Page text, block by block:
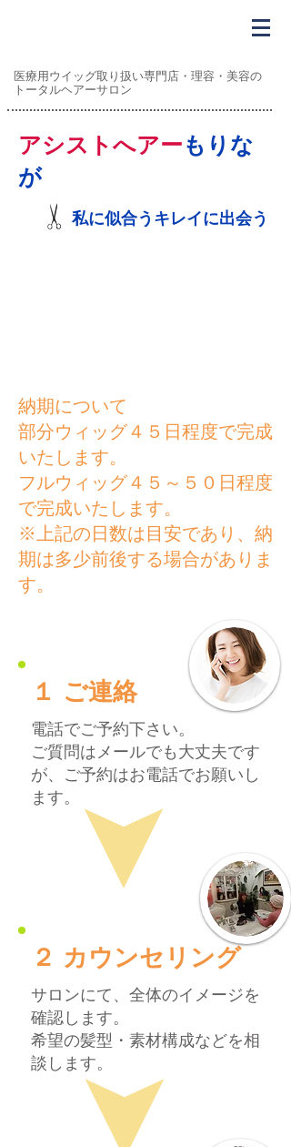
医療用ウイッグ取り扱い専門店・理容・美容の
トータルヘアーサロン
アシストへアーもりな
が
私に似合うキレイに出会う
納期について
部分ウィッグ４５日程度で完成
いたします。
フルウィッグ４５～５０日程度
で完成いたします。
※上記の日数は目安であり、納
期は多少前後する場合がありま
す。
サロンにて、全体のイメージを
確認します。
希望の髪型・素材構成などを相
談します。
​２ カウンセリング
電話でご予約下さい。
ご質問はメールでも大丈夫です
が、ご予約はお電話でお願いし
ます。
​１ ご連絡